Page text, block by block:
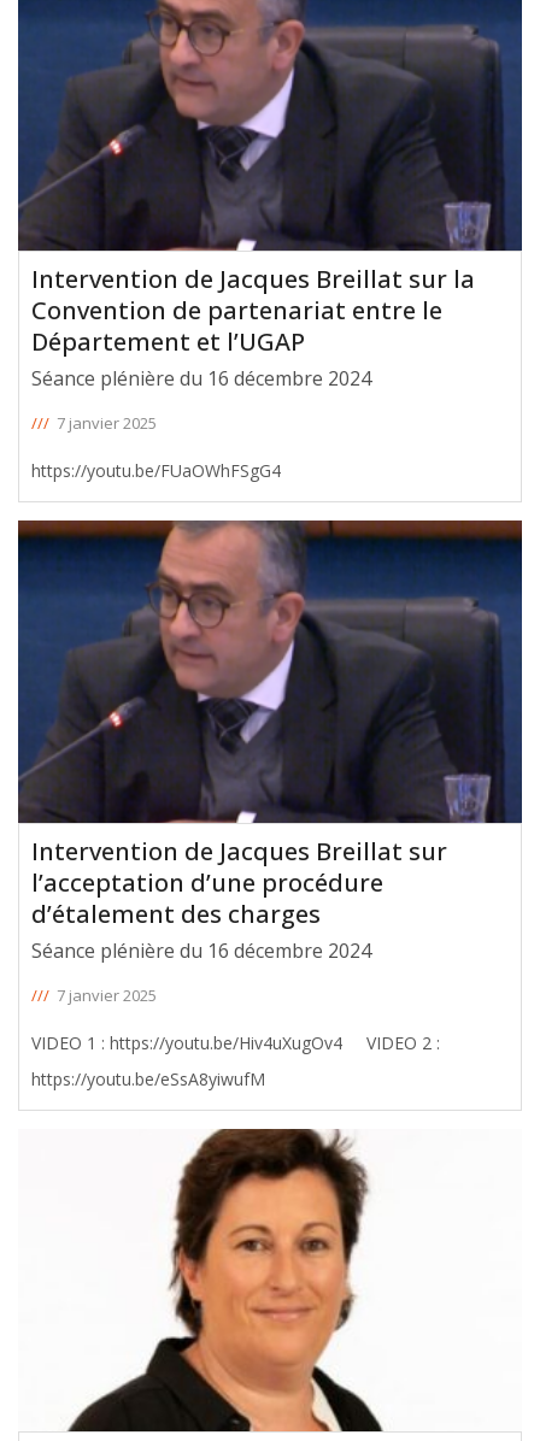
Intervention de Jacques Breillat sur la
Convention de partenariat entre le
Département et l’UGAP
Séance plénière du 16 décembre 2024
/// 7 janvier 2025
https://youtu.be/FUaOWhFSgG4
Intervention de Jacques Breillat sur
l’acceptation d’une procédure
d’étalement des charges
Séance plénière du 16 décembre 2024
/// 7 janvier 2025
VIDEO 1 : https://youtu.be/Hiv4uXugOv4 VIDEO 2 :
https://youtu.be/eSsA8yiwufM